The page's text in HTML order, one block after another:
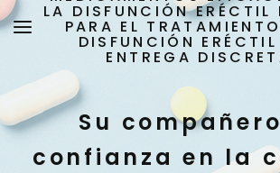
LA DISFUNCIÓN ERÉCTIL
PARA EL
DISFUNCIÓN
ENTREGA
Su
confianza en la